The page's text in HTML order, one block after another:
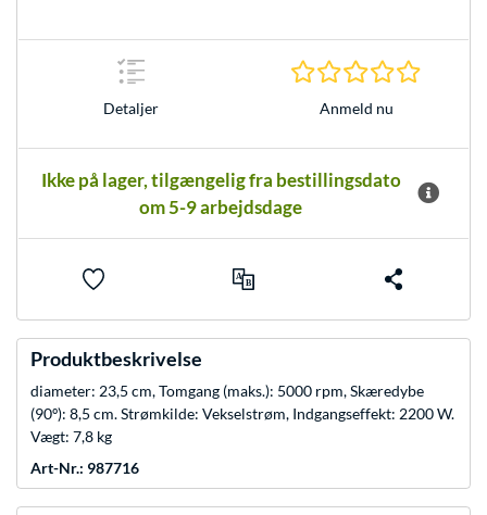
Detaljer Anmeld nu
Ikke på lager, tilgængelig fra bestillingsdato
om 5-9 arbejdsdage
Produktbeskrivelse
diameter: 23,5 cm, Tomgang (maks.): 5000 rpm, Skæredybe
(90º): 8,5 cm. Strømkilde: Vekselstrøm, Indgangseffekt: 2200 W.
Vægt: 7,8 kg
Art-Nr.: 987716